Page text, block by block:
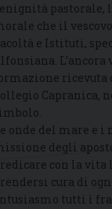
pastorale,
che il
e Istituti,
ricevuta
Capranica,
onde del mare e
degli
con la vita
cura di
tutti i